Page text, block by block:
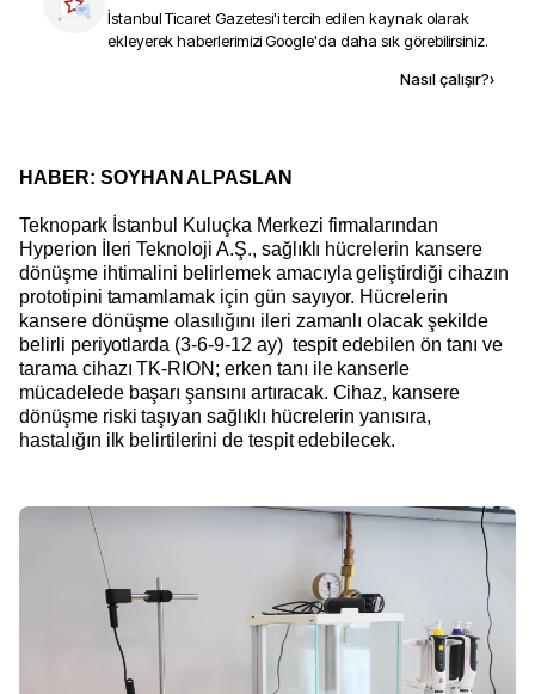
İstanbul Ticaret Gazetesi'i tercih edilen kaynak olarak
ekleyerek haberlerimizi Google'da daha sık görebilirsiniz.
Nasıl çalışır?›
HABER: SOYHAN ALPASLAN
Teknopark İstanbul Kuluçka Merkezi firmalarından
Hyperion İleri Teknoloji A.Ş., sağlıklı hücrelerin kansere
dönüşme ihtimalini belirlemek amacıyla geliştirdiği cihazın
prototipini tamamlamak için gün sayıyor. Hücrelerin
kansere dönüşme olasılığını ileri zamanlı olacak şekilde
belirli periyotlarda (3-6-9-12 ay) tespit edebilen ön tanı ve
tarama cihazı TK-RION; erken tanı ile kanserle
mücadelede başarı şansını artıracak. Cihaz, kansere
dönüşme riski taşıyan sağlıklı hücrelerin yanısıra,
hastalığın ilk belirtilerini de tespit edebilecek.